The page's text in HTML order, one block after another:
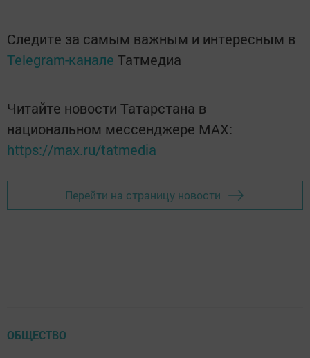
Следите за самым важным и интересным в
Telegram-канале Татмедиа
Читайте новости Татарстана в
национальном мессенджере MАХ:
https://max.ru/tatmedia
Перейти на страницу новости
ОБЩЕСТВО